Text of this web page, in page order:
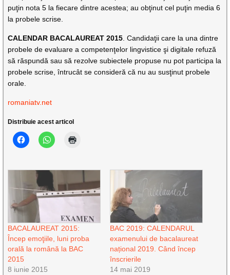
puţin nota 5 la fiecare dintre acestea; au obţinut cel puţin media 6
la probele scrise.
CALENDAR BACALAUREAT 2015 . Candidaţii care la una dintre
probele de evaluare a competenţelor lingvistice şi digitale refuză
să răspundă sau să rezolve subiectele propuse nu pot participa la
probele scrise, întrucât se consideră că nu au susţinut probele
orale.
romaniatv.net
Distribuie acest articol
BACALAUREAT 2015:
Încep emoţiile, luni proba
orală la română la BAC
2015
8 iunie 2015
BAC 2019: CALENDARUL
examenului de bacalaureat
național 2019. Când încep
înscrierile
14 mai 2019